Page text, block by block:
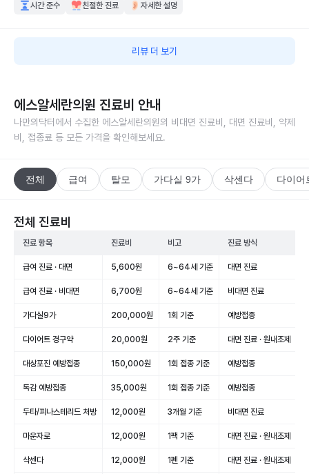
시간 준수 친절한 진료 자세한 설명
리뷰 더 보기
에스알세란의원 진료비 안내
나만의닥터에서 수집한 에스알세란의원의 비대면 진료비, 대면 진료비, 약제
비, 접종료 등 모든 가격을 확인해보세요.
전체 급여 탈모 가다실 9가 삭센다 다이어
전체 진료비
진료 항목 진료비 비고 진료 방식
급여 진료 · 대면 5,600원 6~64세 기준 대면 진료
급여 진료 · 비대면 6,700원 6~64세 기준 비대면 진료
가다실9가 200,000원 1회 기준 예방접종
다이어트 경구약 20,000원 2주 기준 대면 진료 · 원내조제
대상포진 예방접종 150,000원 1회 접종 기준 예방접종
독감 예방접종 35,000원 1회 접종 기준 예방접종
두타/피나스테리드 처방 12,000원 3개월 기준 비대면 진료
마운자로 12,000원 1팩 기준 대면 진료 · 원내조제
삭센다 12,000원 1펜 기준 대면 진료 · 원내조제